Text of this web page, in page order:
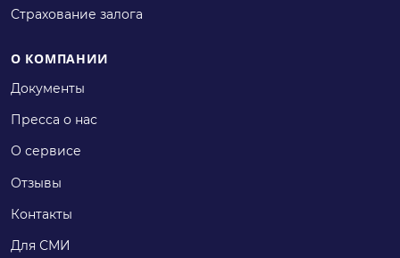
Страхование залога
О КОМПАНИИ
Документы
Пресса о нас
О сервисе
Отзывы
Контакты
Для СМИ